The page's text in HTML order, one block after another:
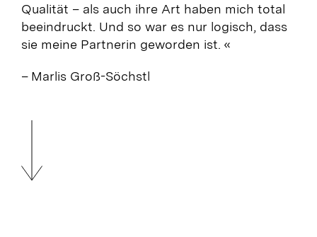
Qualität – als auch ihre Art haben mich total
beeindruckt. Und so war es nur logisch, dass
sie meine Partnerin geworden ist. «
– Marlis Groß-Söchstl